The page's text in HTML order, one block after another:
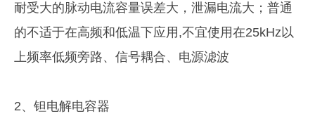
耐受大的脉动电流容量误差大，泄漏电流大；普通
的不适于在高频和低温下应用,不宜使用在25kHz以
上频率低频旁路、信号耦合、电源滤波
2、钽电解电容器